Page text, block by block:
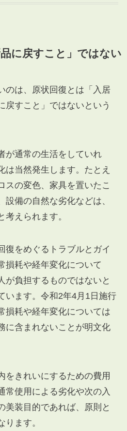
に戻すこと」ではない
のは、原状回復とは「入居
戻すこと」ではないという
が通常の生活をしていれ
は当然発生します。たとえ
スの変色、家具を置いたこ
設備の自然な劣化などは、
考えられます。
復をめぐるトラブルとガイ
損耗や経年変化について
が負担するものではないと
います。令和2年4月1日施行
損耗や経年変化については
に含まれないことが明文化
をきれいにするための費用
常使用による劣化や次の入
美装目的であれば、原則と
ります。